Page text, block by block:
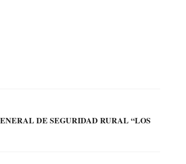
DE SEGURIDAD RURAL “LOS